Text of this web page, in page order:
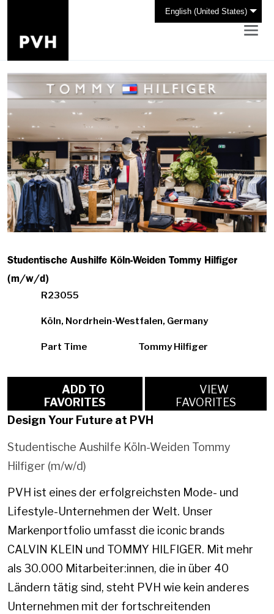
English (United States)
Studentische Aushilfe Köln-Weiden Tommy Hilfiger
(m/w/d)
R23055
Köln, Nordrhein-Westfalen, Germany
Part Time Tommy Hilfiger
FAVORITES
VIEW
FAVORITES
Design Your Future at PVH
Studentische Aushilfe Köln-Weiden Tommy
Hilfiger (m/w/d)
PVH ist eines der erfolgreichsten Mode- und
Lifestyle-Unternehmen der Welt. Unser
Markenportfolio umfasst die iconic brands
CALVIN KLEIN und TOMMY HILFIGER. Mit mehr
als 30.000 Mitarbeiter:innen, die in über 40
Ländern tätig sind, steht PVH wie kein anderes
Unternehmen mit der fortschreitenden